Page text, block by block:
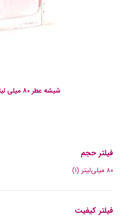
شیشه عطر 80 میلی لیتر کد DY148
فیلتر حجم
۸۰ میلی‌لیتر (۱)
فیلتر کیفیت